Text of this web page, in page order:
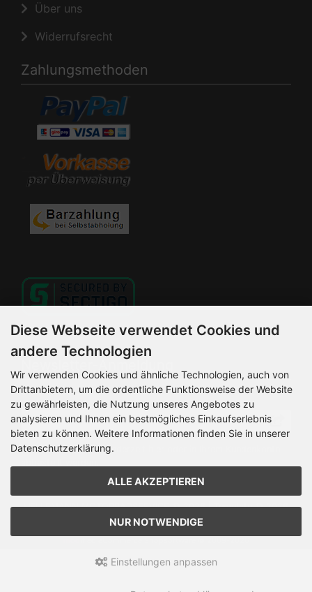
Über uns
Widerrufsrecht
Zahlungsmethoden
Newsletter-Anmeldung
E-Mail-Adresse:
Der Newsletter kann jederzeit hier oder in Ihrem Kundenkonto
HELLEMANN MOTORRADSERVICE © 2026 | Template © 2026
by Karl
Diese Webseite verwendet Cookies und
andere Technologien
Wir verwenden Cookies und ähnliche Technologien, auch von
Drittanbietern, um die ordentliche Funktionsweise der Website
zu gewährleisten, die Nutzung unseres Angebotes zu
analysieren und Ihnen ein bestmögliches Einkaufserlebnis
bieten zu können. Weitere Informationen finden Sie in unserer
Datenschutzerklärung.
ALLE AKZEPTIEREN
NUR NOTWENDIGE
Einstellungen anpassen